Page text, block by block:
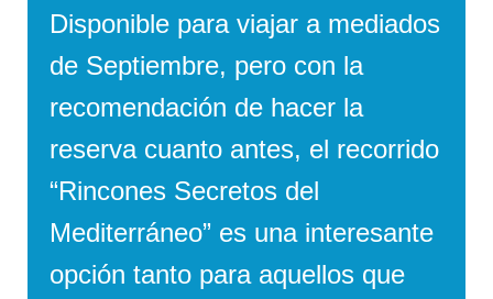
Disponible para viajar a mediados
de Septiembre, pero con la
recomendación de hacer la
reserva cuanto antes, el recorrido
“Rincones Secretos del
Mediterráneo” es una interesante
opción tanto para aquellos que